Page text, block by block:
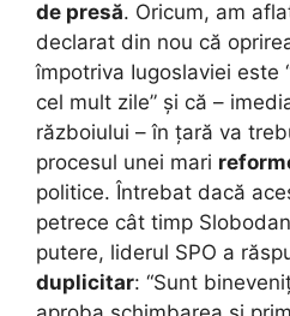
de presă. Oricum, am
declarat din nou că
împotriva Iugoslaviei este
cel mult zile” și că –
războiului – în țară va
procesul unei mari
politice. Întrebat dacă
petrece cât timp
putere, liderul SPO a
duplicitar: “Sunt